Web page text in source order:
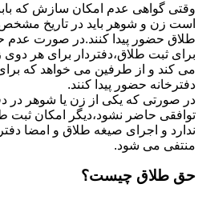
وقتی گواهی عدم امکان سازش که
است زن و شوهر باید در تاریخ
طلاق حضور پیدا کنند.در صورت عدم
برای ثبت طلاق،دفتردار برای هر
می کند و از طرفین می خواهد که
دفترخانه حضور پیدا کنند.
در صورتی که یکی از زن یا شوهر در
توافقی حاضر نشود،دیگر امکان ثبت
ندارد و اجرای صیغه طلاق و امضا
منتفی می شود.
حق طلاق چیست؟